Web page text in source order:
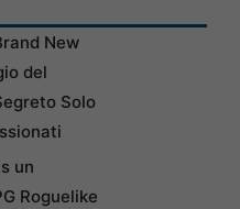
New
del
Solo
un
Roguelike